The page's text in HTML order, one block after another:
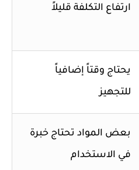
ارتفاع التكلفة قليلاً
يحتاج وقتاً إضافياً
للتجهيز
بعض المواد تحتاج خبرة
في الاستخدام